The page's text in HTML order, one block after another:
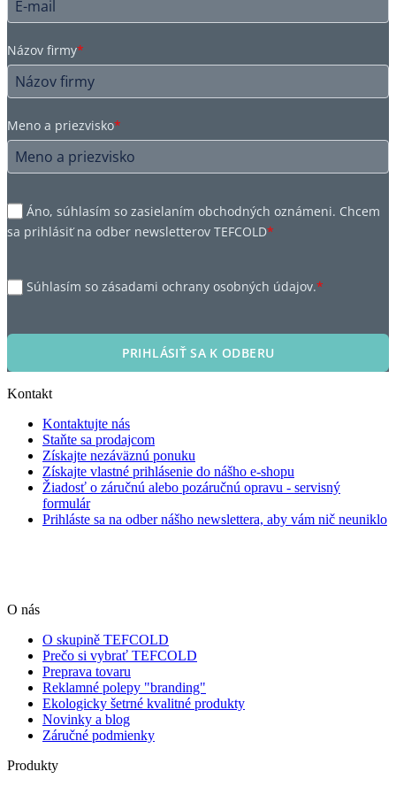
Názov firmy*
Meno a priezvisko*
Áno, súhlasím so zasielaním obchodných oznámeni. Chcem
sa prihlásiť na odber newsletterov TEFCOLD*
Súhlasím so zásadami ochrany osobných údajov.*
PRIHLÁSIŤ SA K ODBERU
Kontakt
Kontaktujte nás
Staňte sa prodajcom
Získajte nezáväznú ponuku
Získajte vlastné prihlásenie do nášho e-shopu
Žiadosť o záručnú alebo pozáručnú opravu - servisný
formulár
Prihláste sa na odber nášho newslettera, aby vám nič neuniklo
O nás
O skupině TEFCOLD
Prečo si vybrať TEFCOLD
Preprava tovaru
Reklamné polepy "branding"
Ekologicky šetrné kvalitné produkty
Novinky a blog
Záručné podmienky
Produkty